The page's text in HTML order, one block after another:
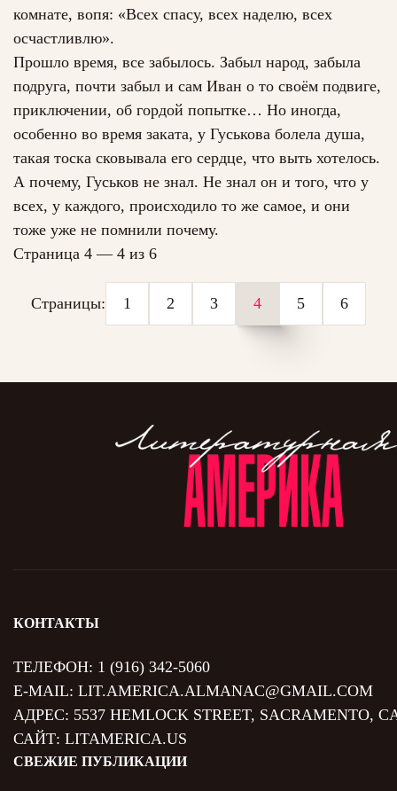
комнате, вопя: «Всех спасу, всех наделю, всех
осчастливлю».
Прошло время, все забылось. Забыл народ, забыла
подруга, почти забыл и сам Иван о то своём подвиге,
приключении, об гордой попытке… Но иногда,
особенно во время заката, у Гуськова болела душа,
такая тоска сковывала его сердце, что выть хотелось.
А почему, Гуськов не знал. Не знал он и того, что у
всех, у каждого, происходило то же самое, и они
тоже уже не помнили почему.
Страница 4 — 4 из 6
Страницы: 1 2 3 4 5 6
КОНТАКТЫ
ТЕЛЕФОН: 1 (916) 342-5060
E-MAIL: LIT.AMERICA.ALMANAC@GMAIL.COM
АДРЕС: 5537 HEMLOCK STREET, SACRAMENTO,
САЙТ: LITAMERICA.US
СВЕЖИЕ ПУБЛИКАЦИИ